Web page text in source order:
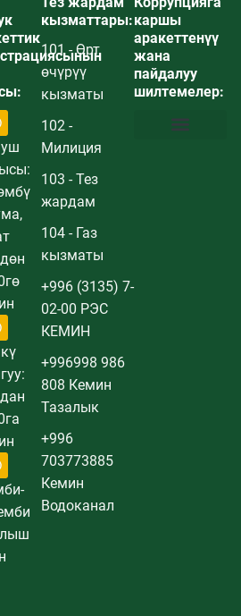
кызматтары:
101 - Өрт
өчүрүү
кызматы
102 -
Милиция
103 - Тез
жардам
104 - Газ
кызматы
+996 (3135) 7-
02-00 РЭС
КЕМИН
+996998 986
808 Кемин
Тазалык
+996
703773885
Кемин
Водоканал
каршы
аракеттенүү
жана
пайдалуу
шилтемелер: